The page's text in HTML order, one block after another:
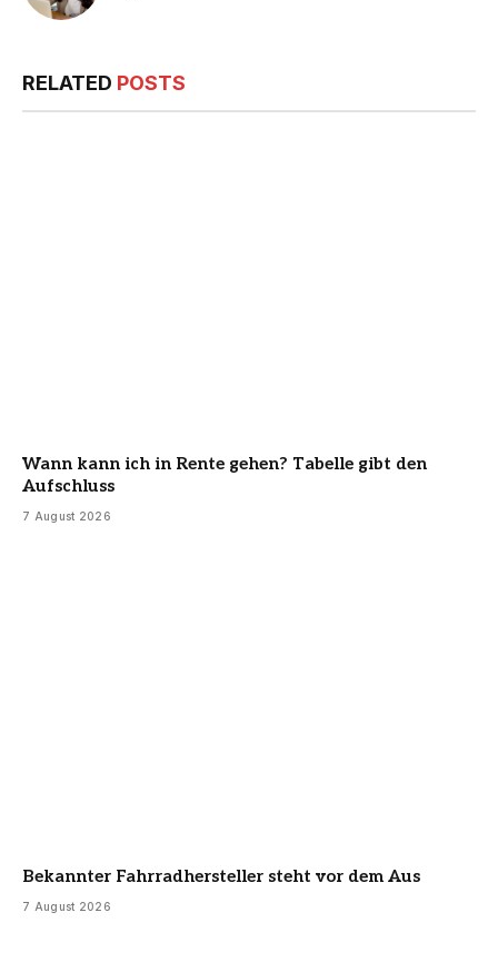
RELATED POSTS
Wann kann ich in Rente gehen? Tabelle gibt den
Aufschluss
7 August 2026
Bekannter Fahrradhersteller steht vor dem Aus
7 August 2026